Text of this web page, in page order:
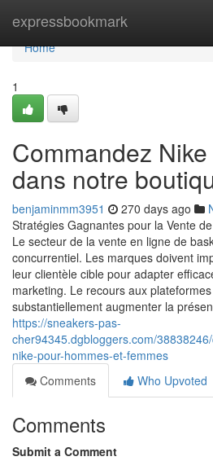
expressbookmark
Home
Home
1
Commandez
dans notre
benjaminmm3951 270 days ago
Stratégies Gagnantes pour la Vente
Le secteur de la vente en ligne de
concurrentiel. Les marques doivent
leur clientèle cible pour adapter
marketing. Le recours aux
substantiellement augmenter la
https://sneakers-pas-
cher94345.dgbloggers.com/
nike-pour-hommes-et-femmes
Comments
Who Upvoted
Comments
Submit a Comment